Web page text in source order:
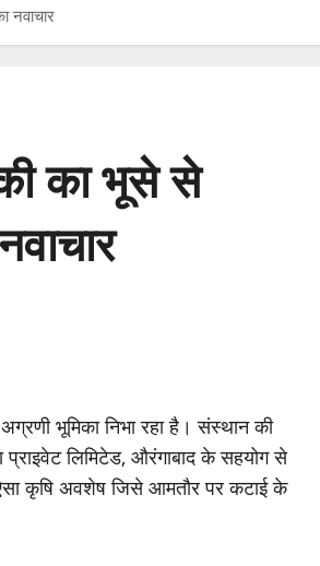
नवाचार
का भूसे से
भूमिका निभा रहा है। संस्थान की
लिमिटेड, औरंगाबाद के सहयोग से
कृषि अवशेष जिसे आमतौर पर कटाई के